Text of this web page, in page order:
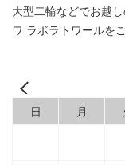
大型二輪などでお越
ワ ラボラトワールを
日 月